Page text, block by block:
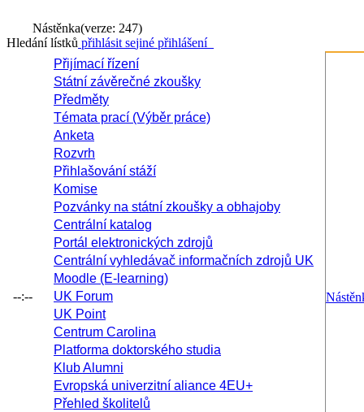
Nástěnka(verze: 247)
Hledání lístků přihlásit sejiné přihlášení
--:--
Přijímací řízení
Státní závěrečné zkoušky
Předměty
Témata prací (Výběr práce)
Anketa
Rozvrh
Přihlašování stáží
Komise
Pozvánky na státní zkoušky a obhajoby
Centrální katalog
Portál elektronických zdrojů
Centrální vyhledávač informačních zdrojů UK
Moodle (E-learning)
UK Forum
UK Point
Centrum Carolina
Platforma doktorského studia
Klub Alumni
Evropská univerzitní aliance 4EU+
Přehled školitelů